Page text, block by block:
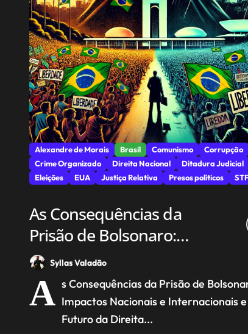
Alexandre de Morais Brasil Comunismo
Corrupção
Crime Organizado
Direita Nacional
Ditadura Judicial
Eleições
EUA Justiça Relativa Presos políticos
As Consequências da
Prisão de Bolsonaro:
Impactos Nacionais e
Internacionais e o Futuro
da Direita
Syllas Valadão
A s Consequências da Prisão de
Impactos Nacionais e Internacionais
Futuro da Direita...